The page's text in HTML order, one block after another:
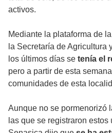
activos.
Mediante la plataforma de
la Secretaría de Agricultura
los últimos días se tenía el
pero a partir de esta semana
comunidades de esta
Aunque no se pormenorizó
las que se registraron estos